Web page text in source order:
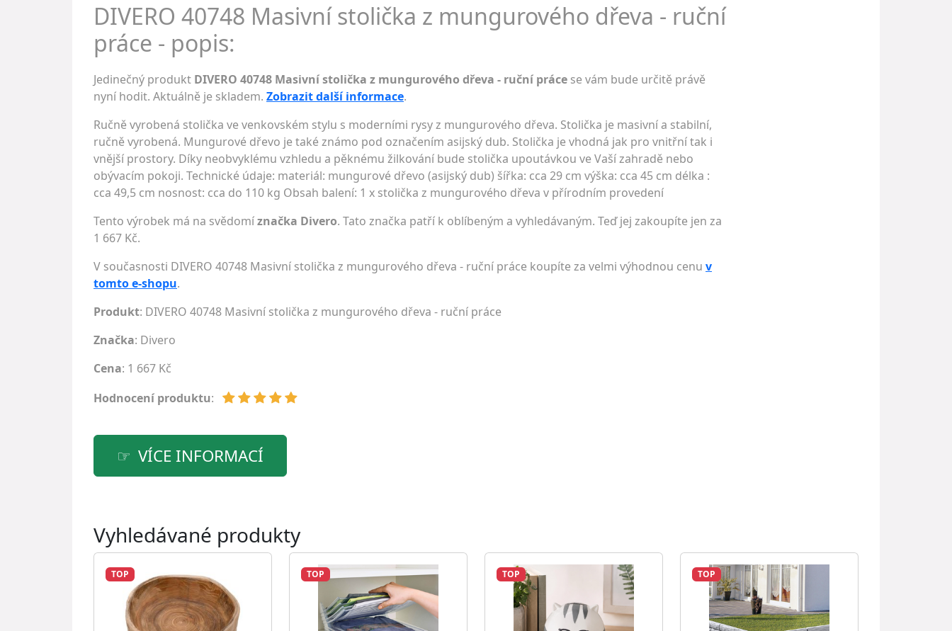
DIVERO 40748 Masivní stolička z mungurového dřeva - ruční
práce - popis:
Jedinečný produkt DIVERO 40748 Masivní stolička z mungurového dřeva - ruční práce se vám bude určitě právě
nyní hodit. Aktuálně je skladem. Zobrazit další informace.
Ručně vyrobená stolička ve venkovském stylu s moderními rysy z mungurového dřeva. Stolička je masivní a stabilní,
ručně vyrobená. Mungurové dřevo je také známo pod označením asijský dub. Stolička je vhodná jak pro vnitřní tak i
vnější prostory. Díky neobvyklému vzhledu a pěknému žilkování bude stolička upoutávkou ve Vaší zahradě nebo
obývacím pokoji. Technické údaje: materiál: mungurové dřevo (asijský dub) šířka: cca 29 cm výška: cca 45 cm délka :
cca 49,5 cm nosnost: cca do 110 kg Obsah balení: 1 x stolička z mungurového dřeva v přírodním provedení
Tento výrobek má na svědomíznačka Divero. Tato značka patří k oblíbeným a vyhledávaným. Teď jej zakoupíte jen za
1 667 Kč.
V současnosti DIVERO 40748 Masivní stolička z mungurového dřeva - ruční práce koupíte za velmi výhodnou cenu v
tomto e-shopu.
Produkt: DIVERO 40748 Masivní stolička z mungurového dřeva - ruční práce
Značka: Divero
Cena: 1 667 Kč
Hodnocení produktu:
VÍCE INFORMACÍ
Vyhledávané produkty
TOP TOP TOP TOP